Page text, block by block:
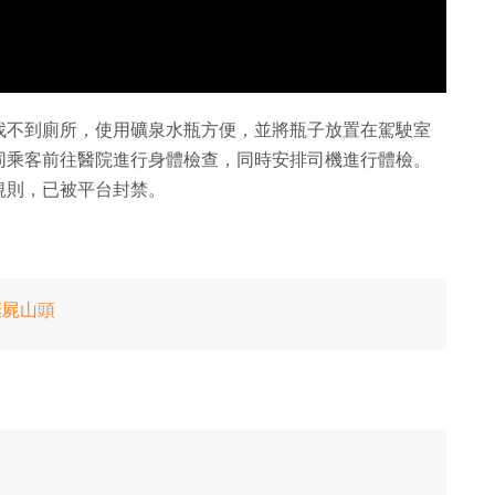
到廁所，使用礦泉水瓶方便，並將瓶子放置在駕駛室
客前往醫院進行身體檢查，同時安排司機進行體檢。
，已被平台封禁。
山頭